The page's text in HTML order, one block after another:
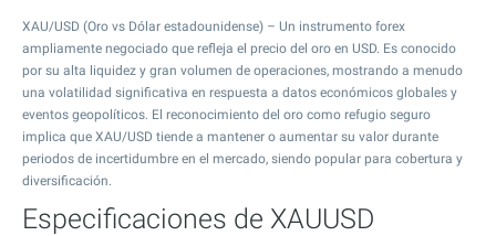
XAU/USD (Oro vs Dólar estadounidense) – Un instrumento forex
ampliamente negociado que refleja el precio del oro en USD. Es conocido
por su alta liquidez y gran volumen de operaciones, mostrando a menudo
una volatilidad significativa en respuesta a datos económicos globales y
eventos geopolíticos. El reconocimiento del oro como refugio seguro
implica que XAU/USD tiende a mantener o aumentar su valor durante
periodos de incertidumbre en el mercado, siendo popular para cobertura y
diversificación.
Especificaciones de XAUUSD